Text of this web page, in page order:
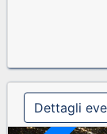
Dettagli